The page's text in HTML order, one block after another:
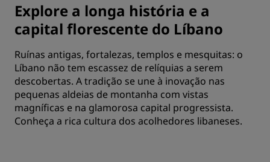
Explore a longa história e a
capital florescente do Líbano
Ruínas antigas, fortalezas, templos e mesquitas: o
Líbano não tem escassez de relíquias a serem
descobertas. A tradição se une à inovação nas
pequenas aldeias de montanha com vistas
magníficas e na glamorosa capital progressista.
Conheça a rica cultura dos acolhedores libaneses.